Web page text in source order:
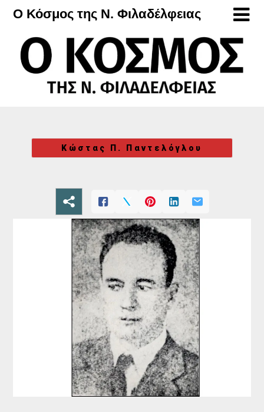
Μετάβαση
περιεχόμενο
Ο Κόσμος της Ν. Φιλαδέλφειας
Κώστας Π. Παντελόγλου